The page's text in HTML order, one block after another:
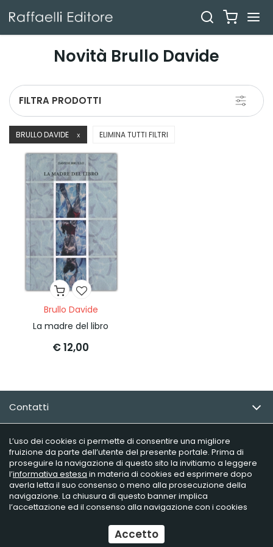
Novità Brullo Davide
Toggle
FILTRA PRODOTTI
BRULLO DAVIDE X ELIMINA TUTTI FILTRI
Brullo Davide
La madre del libro
€ 12,00
Contatti
Email Newsletter
Info utili
Raffaelli Editore - P.iva 02181230406
Ecommerce by Daisuke
L’uso dei cookies ci permette di consentire una migliore
fruizione da parte dell’utente del presente portale. Prima di
proseguire la navigazione di questo sito la invitiamo a leggere
l’informativa estesa in materia di cookies ed esprimere dopo
averla letta il suo consenso o meno alla prosecuzione della
navigazione. La chiusura di questo banner implica
l’accettazione ed il consenso alla navigazione con i cookies
Accetto